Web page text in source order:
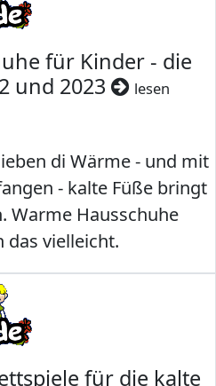
für Kinder - die
und 2023
lesen
di Wärme - und mit
- kalte Füße bringt
Warme Hausschuhe
das vielleicht.
für die kalte